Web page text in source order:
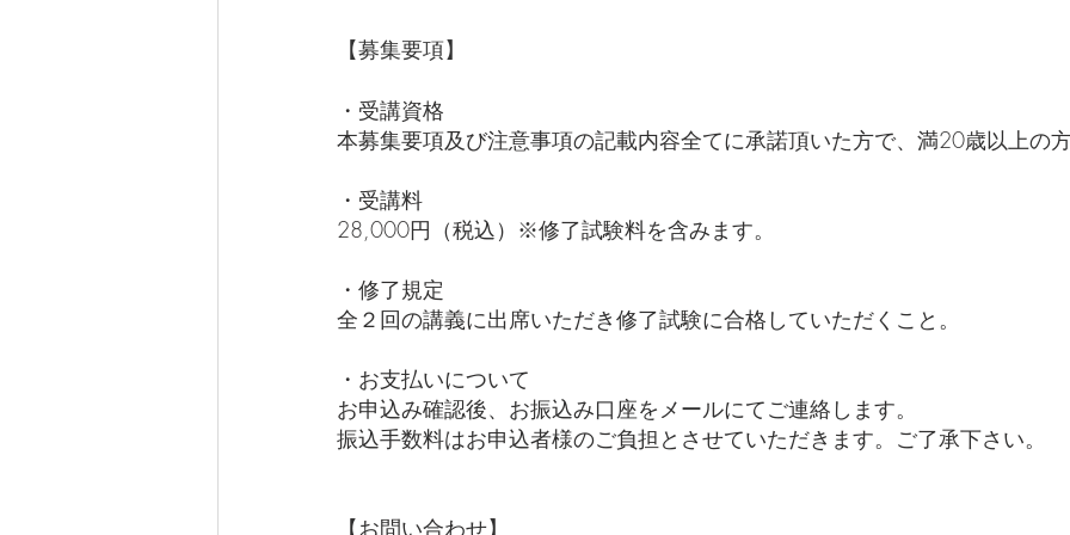
【募集要項】
・受講資格
本募集要項及び注意事項の記載内容全てに承諾頂いた方で、満20歳以上の
・受講料
28,000円（税込）※修了試験料を含みます。
・修了規定
全２回の講義に出席いただき修了試験に合格していただくこと。
・お支払いについて
お申込み確認後、お振込み口座をメールにてご連絡します。
振込手数料はお申込者様のご負担とさせていただきます。ご了承下さい。
【お問い合わせ】